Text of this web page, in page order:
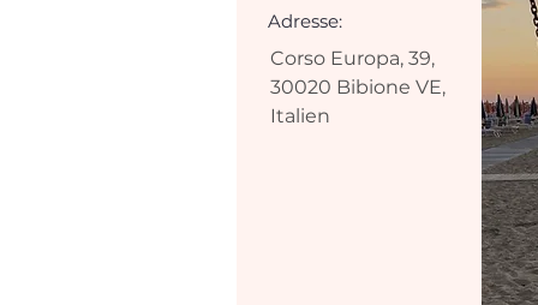
Corso Europa, 39,
30020 Bibione VE,
Italien
Adresse: